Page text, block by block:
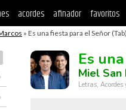
acordes afinador favoritos
» Es una fiesta para el Señor (Tab)
Es
Miel San
Letras,